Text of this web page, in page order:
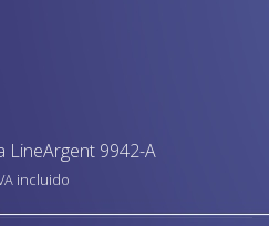
LineArgent 9942-A
incluido